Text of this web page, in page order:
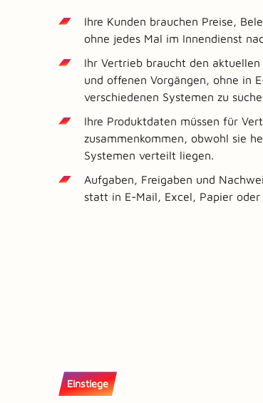
Ihre Kunden brauchen Preise,
ohne jedes Mal im Innendienst
Ihr Vertrieb braucht den
und offenen Vorgängen, ohne in
verschiedenen Systemen zu
Ihre Produktdaten müssen für
zusammenkommen, obwohl sie
Systemen verteilt liegen.
Aufgaben, Freigaben und
statt in E-Mail, Excel, Papier oder
Einstiege